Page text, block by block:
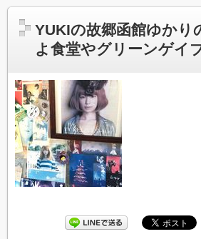
YUKIの故郷函館ゆかり
よ食堂やグリーンゲイ